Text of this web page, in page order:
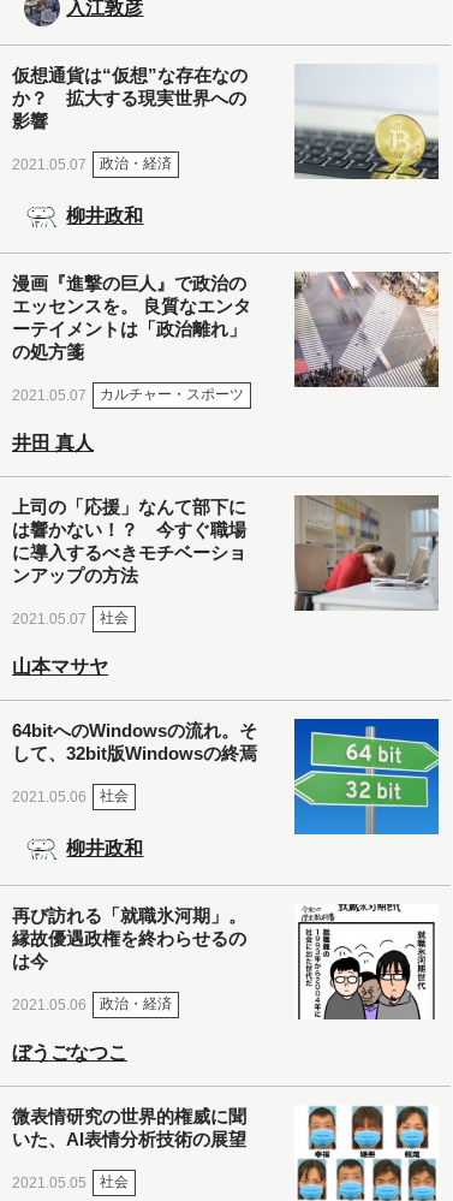
入江敦彦
仮想通貨は“仮想”な存在なの
か？ 拡大する現実世界への
影響
2021.05.07 政治・経済
柳井政和
漫画『進撃の巨人』で政治の
エッセンスを。 良質なエンタ
ーテイメントは「政治離れ」
の処方箋
2021.05.07 カルチャー・スポーツ
井田 真人
上司の「応援」なんて部下に
は響かない！？ 今すぐ職場
に導入するべきモチベーショ
ンアップの方法
2021.05.07 社会
山本マサヤ
64bitへのWindowsの流れ。そ
して、32bit版Windowsの終焉
2021.05.06 社会
柳井政和
再び訪れる「就職氷河期」。
縁故優遇政権を終わらせるの
は今
2021.05.06 政治・経済
ぼうごなつこ
微表情研究の世界的権威に聞
いた、AI表情分析技術の展望
2021.05.05 社会